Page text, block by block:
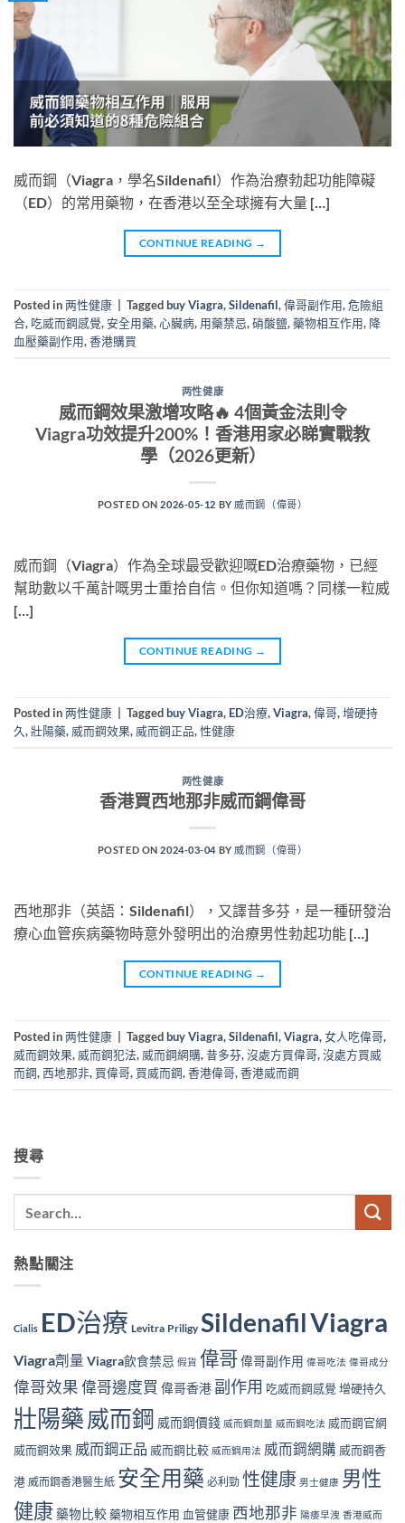
威而鋼（Viagra，學名Sildenafil）作為治療勃起功能障礙
（ED）的常用藥物，在香港以至全球擁有大量 […]
CONTINUE READING →
Posted in两性健康 Taggedbuy Viagra,Sildenafil,偉哥副作用,危險組
合, 吃威而鋼感覺,安全用藥,心臟病, 用藥禁忌,硝酸鹽,藥物相互作用, 降
血壓藥副作用,香港購買
两性健康
威而鋼效果激增攻略🔥 4個黃金法則令
Viagra功效提升200%！香港用家必睇實戰教
學（2026更新）
POSTED ON2026-05-12 BY 威而鋼（偉哥）
威而鋼（Viagra）作為全球最受歡迎嘅ED治療藥物，已經
幫助數以千萬計嘅男士重拾自信。但你知道嗎？同樣一粒威
[…]
CONTINUE READING →
Posted in两性健康 Taggedbuy Viagra, ED治療,Viagra,偉哥,增硬持
久,壯陽藥, 威而鋼效果, 威而鋼正品,性健康
两性健康
香港買西地那非威而鋼偉哥
POSTED ON2024-03-04 BY 威而鋼（偉哥）
西地那非（英語：Sildenafil），又譯昔多芬，是一種研發治
療心血管疾病藥物時意外發明出的治療男性勃起功能 […]
CONTINUE READING →
Posted in两性健康 Taggedbuy Viagra,Sildenafil,Viagra,女人吃偉哥,
威而鋼效果, 威而鋼犯法, 威而鋼網購,昔多芬,沒處方買偉哥,沒處方買威
而鋼,西地那非, 買偉哥, 買威而鋼,香港偉哥,香港威而鋼
搜尋
熱點關注
Cialis ED治療 Levitra Priligy SildenafilViagra
Viagra劑量 Viagra飲食禁忌 假貨 偉哥偉哥副作用 偉哥吃法 偉哥成分
偉哥效果偉哥邊度買 偉哥香港 副作用 吃威而鋼感覺 增硬持久
壯陽藥 威而鋼 威而鋼價錢 威而鋼劑量 威而鋼吃法 威而鋼官網
威而鋼效果 威而鋼正品 威而鋼比較 威而鋼用法 威而鋼網購 威而鋼香
港 威而鋼香港醫生紙 安全用藥 必利勁 性健康 男士健康 男性
健康藥物比較藥物相互作用 血管健康 西地那非 陽痿早洩 香港威而